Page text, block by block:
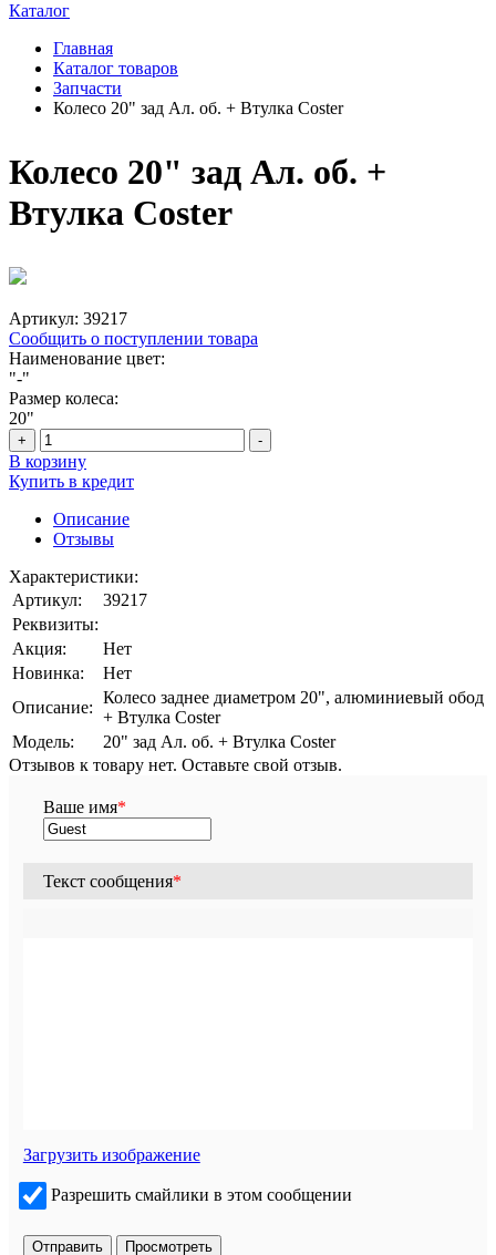
Каталог
Главная
Каталог товаров
Запчасти
Колесо 20" зад Ал. об. + Втулка Coster
Колесо 20" зад Ал. об. +
Втулка Coster
Артикул: 39217
Сообщить о поступлении товара
Наименование цвет:
"-"
Размер колеса:
20"
+ -
В корзину
Купить в кредит
Описание
Отзывы
Характеристики:
Артикул:
39217
Реквизиты:
Акция:
Нет
Новинка:
Нет
Описание:
Колесо заднее диаметром 20", алюминиевый обод
+ Втулка Coster
Модель:
20" зад Ал. об. + Втулка Coster
Отзывов к товару нет. Оставьте свой отзыв.
Ваше имя*
Текст сообщения*
Загрузить изображение
Разрешить смайлики в этом сообщении